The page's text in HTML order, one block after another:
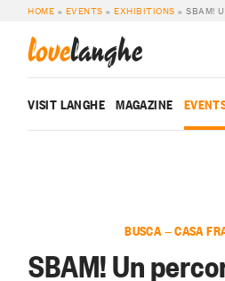
HOME » EVENTS »EXHIBITIONS »SBAM! UN
lovelanghe
VISIT LANGHE MAGAZINE
BUSCA — CASA
SBAM! Un